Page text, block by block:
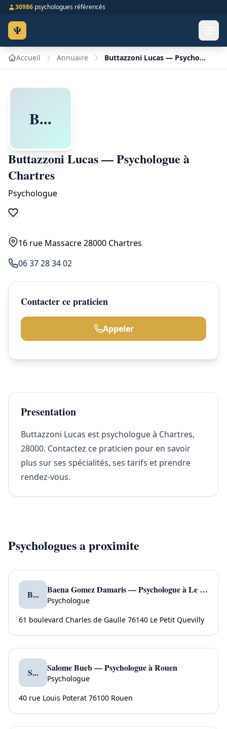
30986 psychologues référencés
Ψ
Accueil Annuaire Buttazzoni Lucas — Psychologue à Chartres
B...
Buttazzoni Lucas — Psychologue à
Chartres
Psychologue
16 rue Massacre 28000 Chartres
06 37 28 34 02
Contacter ce praticien
Appeler
Presentation
Buttazzoni Lucas est psychologue à Chartres,
28000. Contactez ce praticien pour en savoir
plus sur ses spécialités, ses tarifs et prendre
rendez-vous.
Psychologues a proximite
B... Baena Gomez Damaris — Psychologue à Le Petit Quevilly
Psychologue
61 boulevard Charles de Gaulle 76140 Le Petit Quevilly
S... Salome Bueb — Psychologue à Rouen
Psychologue
40 rue Louis Poterat 76100 Rouen